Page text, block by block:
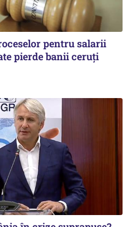
pentru salarii
pierde banii ceruți